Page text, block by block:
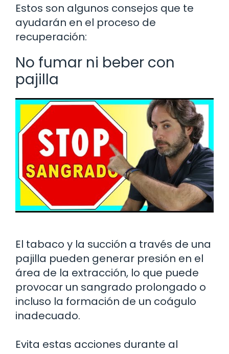
Estos son algunos consejos que te
ayudarán en el proceso de
recuperación:
No fumar ni beber con
pajilla
El tabaco y la succión a través de una
pajilla pueden generar presión en el
área de la extracción, lo que puede
provocar un sangrado prolongado o
incluso la formación de un coágulo
inadecuado.
Evita estas acciones durante al